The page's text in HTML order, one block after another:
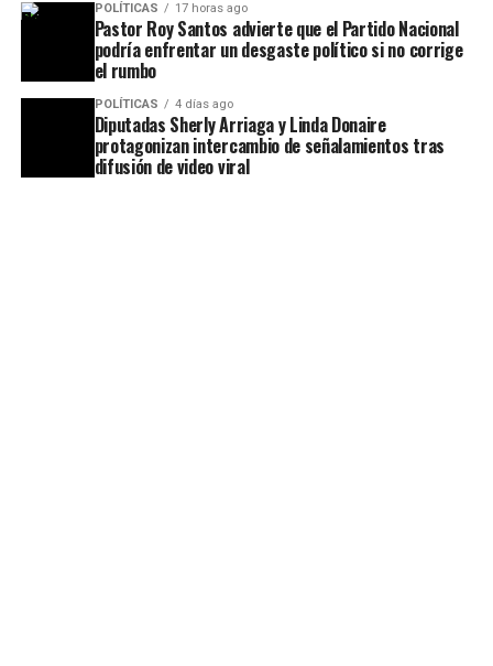
POLÍTICAS 17 horas ago
Pastor Roy Santos advierte que el Partido Nacional
podría enfrentar un desgaste político si no corrige
el rumbo
POLÍTICAS 4 días ago
Diputadas Sherly Arriaga y Linda Donaire
protagonizan intercambio de señalamientos tras
difusión de video viral